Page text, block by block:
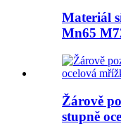
Materiál
Mn65
Žárově
stupně